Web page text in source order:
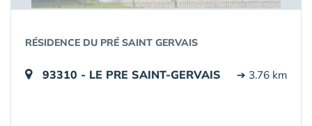
RÉSIDENCE DU PRÉ SAINT GERVAIS
93310 - LE PRE SAINT-GERVAIS ➔ 3.76 km